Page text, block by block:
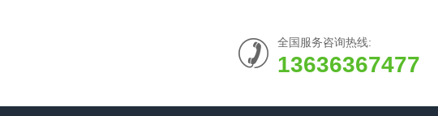
全国服务咨询热线:
13636367477